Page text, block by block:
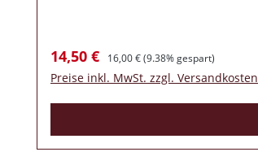
Verkaufspreis:
14,50 € Regulärer Preis:
16,00 €(9.38% gespart)
Preise inkl. MwSt. zzgl. Versandkosten